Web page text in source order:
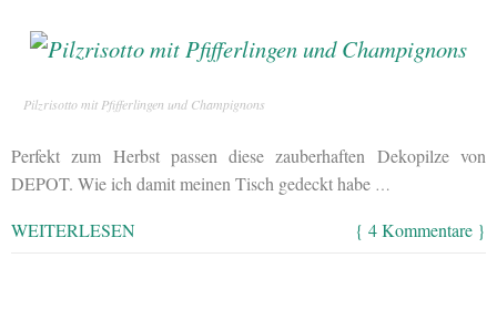
Pilzrisotto mit Pfifferlingen und Champignons
Perfekt zum Herbst passen diese zauberhaften Dekopilze von
DEPOT. Wie ich damit meinen Tisch gedeckt habe …
WEITERLESEN { 4 Kommentare }